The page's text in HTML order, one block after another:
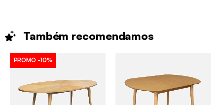
Também recomendamos
PROMO -10%